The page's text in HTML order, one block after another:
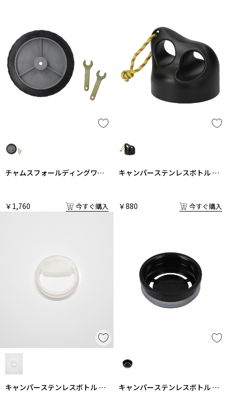
チャムスフォールディングワゴ
￥1,760
今すぐ購入
キャンパーステンレスボトル 飲
￥880 今すぐ購入
キャンパーステンレスボトル 飲
キャンパーステンレスボトル 飲